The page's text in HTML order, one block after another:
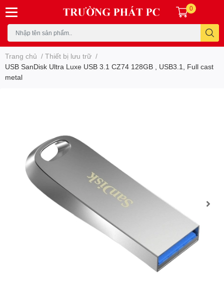
0
Trang chủ / Thiết bị lưu trữ /
USB SanDisk Ultra Luxe USB 3.1 CZ74 128GB , USB3.1, Full cast
metal